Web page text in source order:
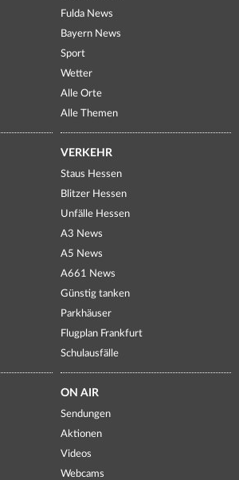
Fulda News
Bayern News
Sport
Wetter
Alle Orte
Alle Themen
VERKEHR
Staus Hessen
Blitzer Hessen
Unfälle Hessen
A3 News
A5 News
A661 News
Günstig tanken
Parkhäuser
Flugplan Frankfurt
Schulausfälle
ON AIR
Sendungen
Aktionen
Videos
Webcams